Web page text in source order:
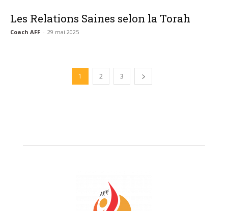
Les Relations Saines selon la Torah
Coach AFF - 29 mai 2025
1 2 3